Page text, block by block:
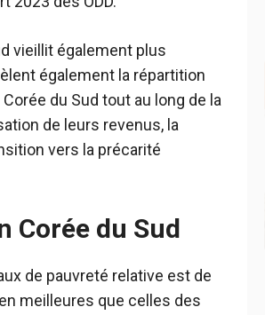
vieillit également plus
également la répartition
du Sud tout au long de la
de leurs revenus, la
vers la précarité
Corée du Sud
de pauvreté relative est de
meilleures que celles des